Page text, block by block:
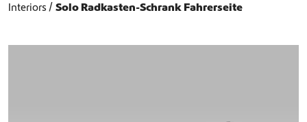
Interiors
Solo Radkasten-Schrank Fahrerseite